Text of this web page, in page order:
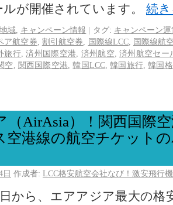
が開催されています。 続
域 キャンペーン情報 | タグ: キャンペーン運
ア航空券 割引航空券 国際線LCC,
国際線航
旅行 ,済州国際空港 済州航空 ,済州航空セー
空 関西国際空港 ,韓国LCC,韓国旅行 ,韓国
（AirAsia）！関西国際
空港線の航空チケット
日 作成者: LCC格安航空会社なび！激安飛行
から、エアアジア最大の格